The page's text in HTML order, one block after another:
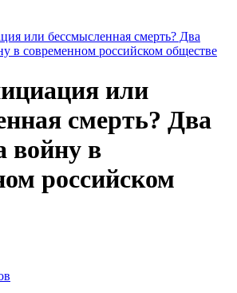
или бессмысленная смерть? Два
в современном российском обществе
или
смерть? Два
войну в
российском